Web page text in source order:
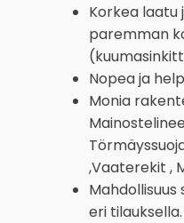
Korkea
paremman
Nopea ja
Monia
,Vaaterekit ,
Mahdollisuus
eri tilauksella.